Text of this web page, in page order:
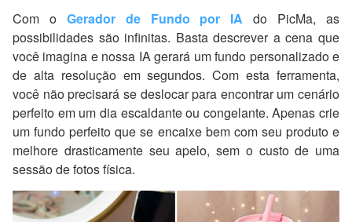
Com o Gerador de Fundo por IA do PicMa, as
possibilidades são infinitas. Basta descrever a cena que
você imagina e nossa IA gerará um fundo personalizado e
de alta resolução em segundos. Com esta ferramenta,
você não precisará se deslocar para encontrar um cenário
perfeito em um dia escaldante ou congelante. Apenas crie
um fundo perfeito que se encaixe bem com seu produto e
melhore drasticamente seu apelo, sem o custo de uma
sessão de fotos física.